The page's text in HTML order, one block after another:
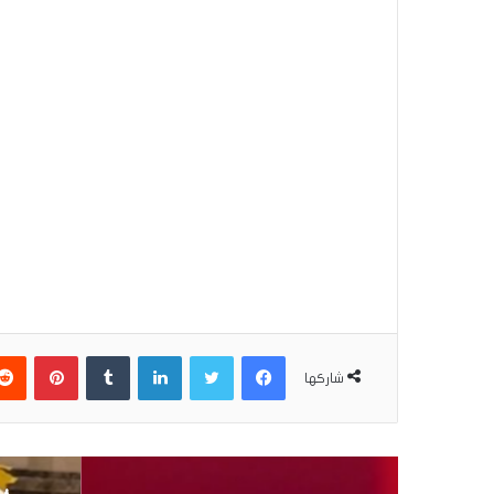
شاركها
فيسبوكتويتر لينكدإن